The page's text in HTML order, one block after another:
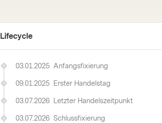
Lifecycle
03.01.2025 Anfangsfixierung
09.01.2025 Erster Handelstag
03.07.2026 Letzter Handelszeitpunkt
03.07.2026 Schlussfixierung